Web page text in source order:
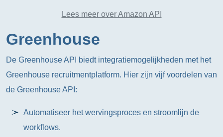
Lees meer over Amazon API
Greenhouse
De Greenhouse API biedt integratiemogelijkheden met het
Greenhouse recruitmentplatform. Hier zijn vijf voordelen van
de Greenhouse API:
Automatiseer het wervingsproces en stroomlijn de
workflows.